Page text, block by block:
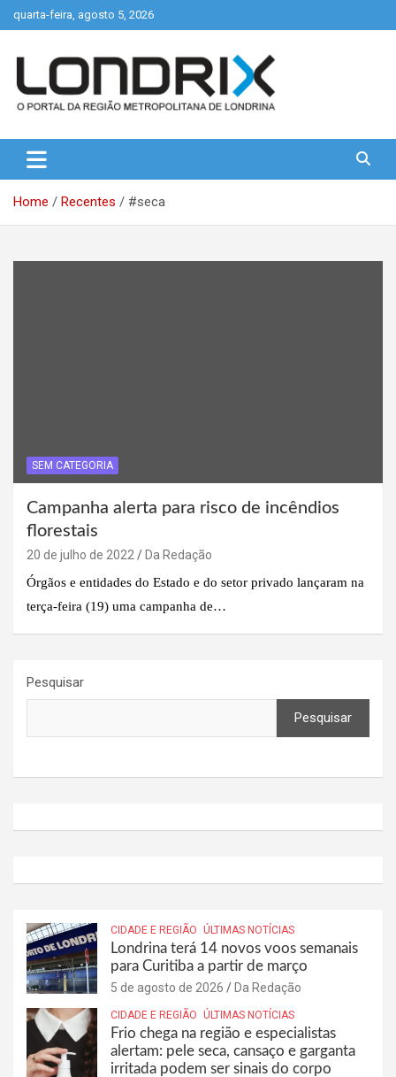
to
quarta-feira, agosto 5, 2026
Londrix
Home Recentes #seca
SEM CATEGORIA
Campanha alerta para risco de incêndios
florestais
20 de julho de 2022
Da Redação
Órgãos e entidades do Estado e do setor privado lançaram na
terça-feira (19) uma campanha de…
Pesquisar
Pesquisar
CIDADE E REGIÃO ÚLTIMAS NOTÍCIAS
Londrina terá 14 novos voos semanais
para Curitiba a partir de março
5 de agosto de 2026 Da Redação
CIDADE E REGIÃO ÚLTIMAS NOTÍCIAS
Frio chega na região e especialistas
alertam: pele seca, cansaço e garganta
irritada podem ser sinais do corpo